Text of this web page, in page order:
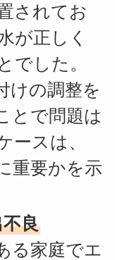
されてお
が正しく
でした。
けの調整を
とで問題は
ースは、
重要かを示
良
る家庭でエ